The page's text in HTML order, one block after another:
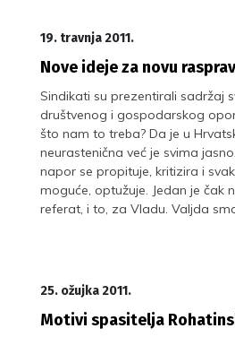
19. travnja 2011.
Nove ideje za novu
Sindikati su prezentirali sadržaj
društvenog i gospodarskog
što nam to treba? Da je u
neurastenična već je svima
napor se propituje, kritizira i
moguće, optužuje. Jedan je čak
referat, i to, za Vladu. Valjda
25. ožujka 2011.
Motivi spasitelja